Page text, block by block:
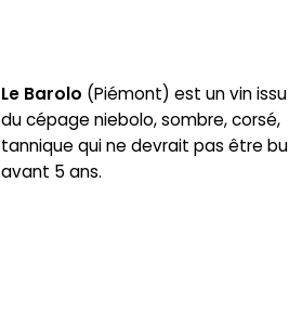
Le Barolo (Piémont) est un vin issu
du cépage niebolo, sombre, corsé,
tannique qui ne devrait pas être bu
avant 5 ans.